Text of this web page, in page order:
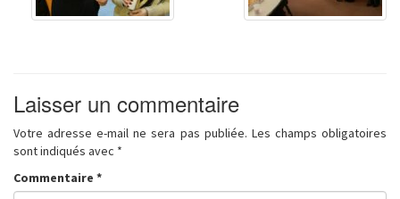
Laisser un commentaire
Votre adresse e-mail ne sera pas publiée. Les champs obligatoires
sont indiqués avec *
Commentaire *